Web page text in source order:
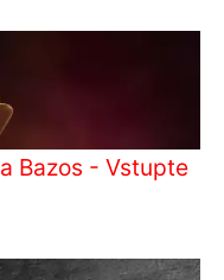
Bazos - Vstupte